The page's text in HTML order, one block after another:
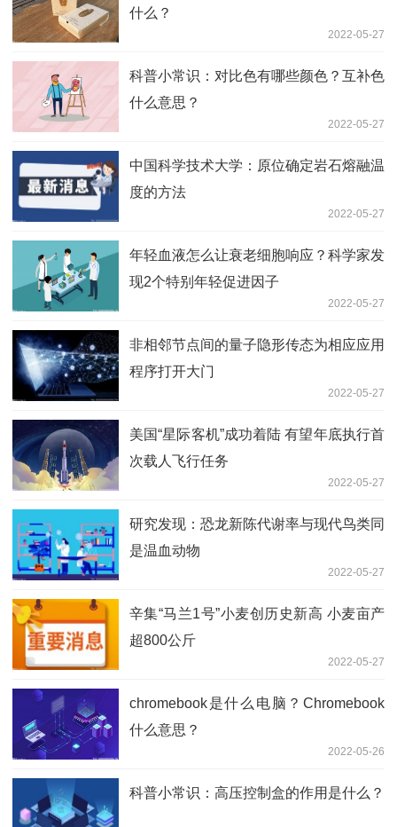
什么？
2022-05-27
科普小常识：对比色有哪些颜色？互补色
什么意思？
2022-05-27
中国科学技术大学：原位确定岩石熔融温
度的方法
2022-05-27
年轻血液怎么让衰老细胞响应？科学家发
现2个特别年轻促进因子
2022-05-27
非相邻节点间的量子隐形传态为相应应用
程序打开大门
2022-05-27
美国“星际客机”成功着陆 有望年底执行首
次载人飞行任务
2022-05-27
研究发现：恐龙新陈代谢率与现代鸟类同
是温血动物
2022-05-27
辛集“马兰1号”小麦创历史新高 小麦亩产
超800公斤
2022-05-27
chromebook是什么电脑？Chromebook
什么意思？
2022-05-26
科普小常识：高压控制盒的作用是什么？